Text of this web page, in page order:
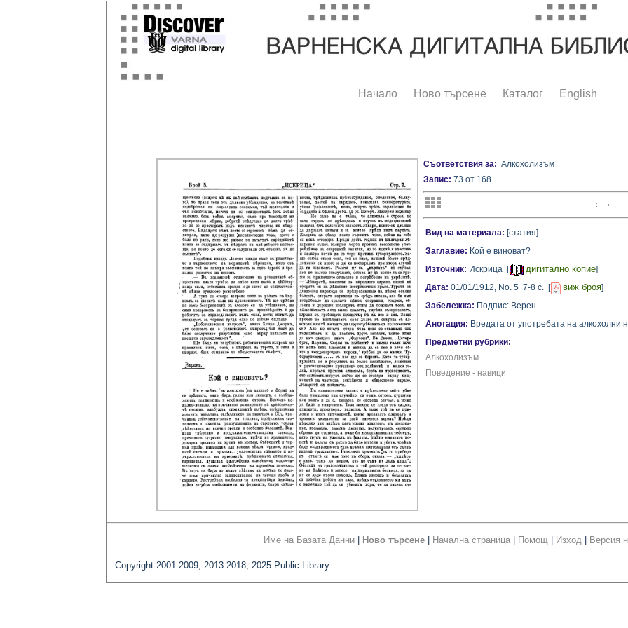
Начало Ново търсене Каталог English
Съответствия за: Алкохолизъм
Запис: 73 от 168
Вид на материала: [статия]
Заглавие: Кой е виноват?
Източник: Искрица [ дигитално копие]
Дата: 01/01/1912, No. 5 7-8 с. [ виж броя]
Забележка: Подпис: Верен
Анотация: Вредата от употребата на алкохолни
Предметни рубрики:
Алкохолизъм
Поведение - навици
Име на Базата Данни Ново търсене Начална страница Помощ Изход Версия
Copyright 2001-2009, 2013-2018, 2025 Public Library